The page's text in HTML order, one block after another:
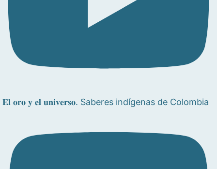
𝐄𝐥 𝐨𝐫𝐨 𝐲 𝐞𝐥 𝐮𝐧𝐢𝐯𝐞𝐫𝐬𝐨. Saberes indígenas de Colombia